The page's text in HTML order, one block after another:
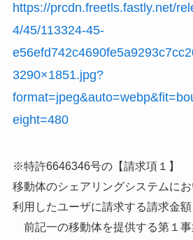
https://prcdn.freetls.fastly.net/
4/45/113324-45-
3290×1851.jpg?
eight=480
※特許6646346号の【請求項１】
移動体のシェアリングシステムに
利用したユーザに請求する請求金額
前記一の移動体を提供する第１